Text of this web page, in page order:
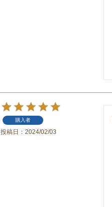
購入者
投稿日 2024/02/03